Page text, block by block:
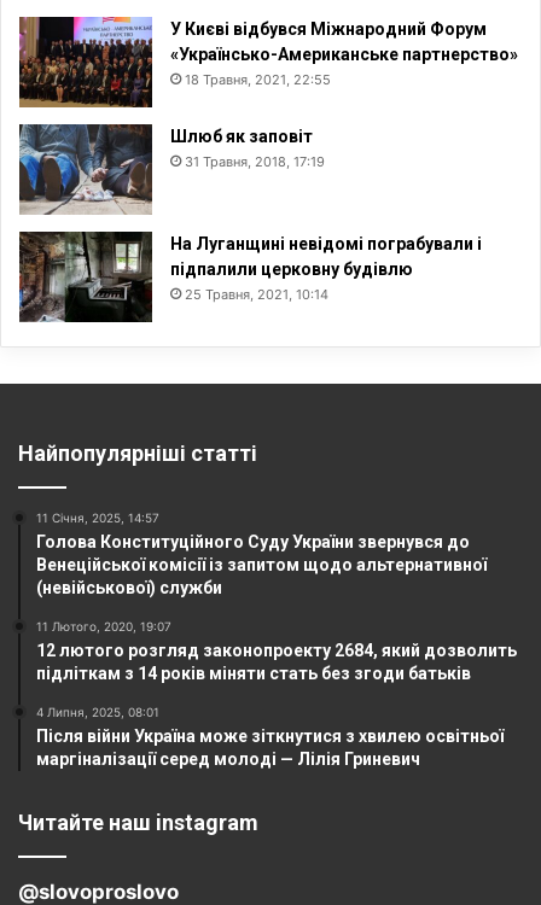
У Києві відбувся Міжнародний Форум
«Українсько-Американське партнерство»
18 Травня, 2021, 22:55
Шлюб як заповіт
31 Травня, 2018, 17:19
На Луганщині невідомі пограбували і
підпалили церковну будівлю
25 Травня, 2021, 10:14
Найпопулярніші статті
11 Січня, 2025, 14:57
Голова Конституційного Суду України звернувся до
Венеційської комісії із запитом щодо альтернативної
(невійськової) служби
11 Лютого, 2020, 19:07
12 лютого розгляд законопроекту 2684, який дозволить
підліткам з 14 років міняти стать без згоди батьків
4 Липня, 2025, 08:01
Після війни Україна може зіткнутися з хвилею освітньої
маргіналізації серед молоді — Лілія Гриневич
Читайте наш instagram
@slovoproslovo